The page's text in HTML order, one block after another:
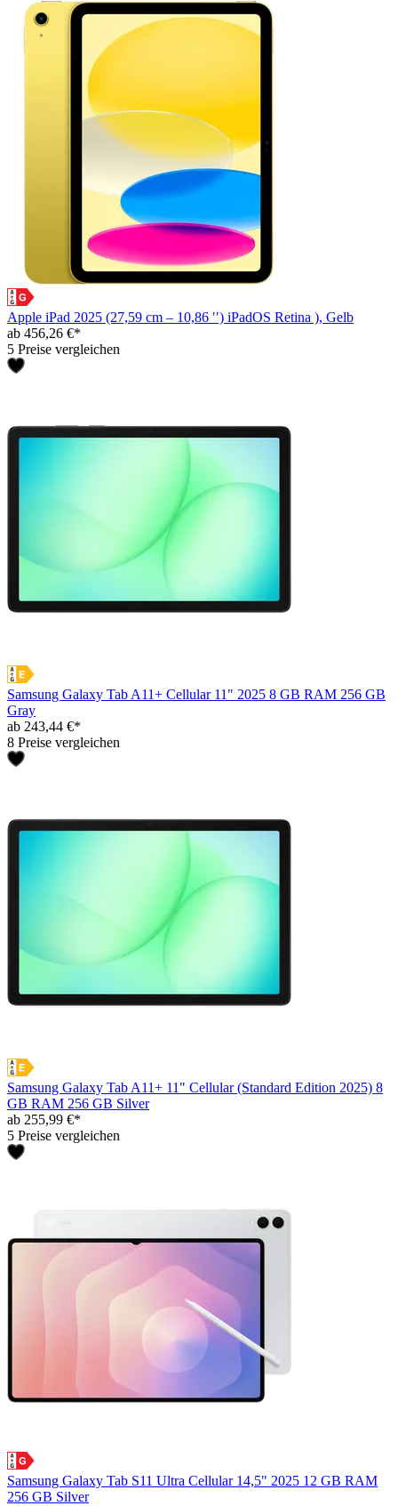
Apple iPad 2025 (27,59 cm – 10,86 ′′) iPadOS Retina ), Gelb
ab 456,26 €*
5 Preise vergleichen
Samsung Galaxy Tab A11+ Cellular 11" 2025 8 GB RAM 256 GB
Gray
ab 243,44 €*
8 Preise vergleichen
Samsung Galaxy Tab A11+ 11" Cellular (Standard Edition 2025) 8
GB RAM 256 GB Silver
ab 255,99 €*
5 Preise vergleichen
Samsung Galaxy Tab S11 Ultra Cellular 14,5" 2025 12 GB RAM
256 GB Silver